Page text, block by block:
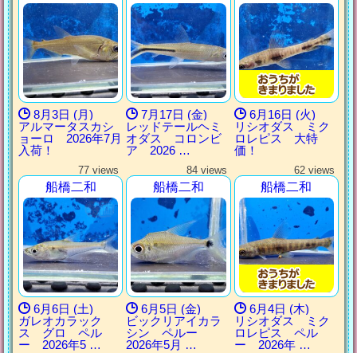
8月3日 (月)
アルマータスカシ
ョーロ 2026年7月
入荷！
7月17日 (金)
レッドテールヘミ
オダス コロンビ
ア 2026 …
6月16日 (火)
リシオダス ミク
ロレピス 大特
価！
77 views
船橋二和
6月6日 (土)
ガレオカラック
ス グロ ペル
ー 2026年5 …
84 views
船橋二和
6月5日 (金)
ビックリアイカラ
シン ペルー
2026年5月 …
62 views
船橋二和
6月4日 (木)
リシオダス ミク
ロレピス ペル
ー 2026年 …